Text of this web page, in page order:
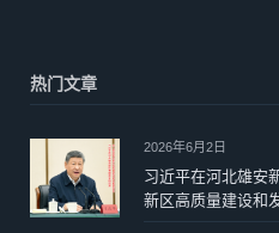
热门文章
2026年6月2日
习近平在河北雄安
新区高质量建设和